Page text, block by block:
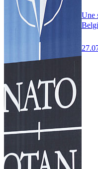
Une